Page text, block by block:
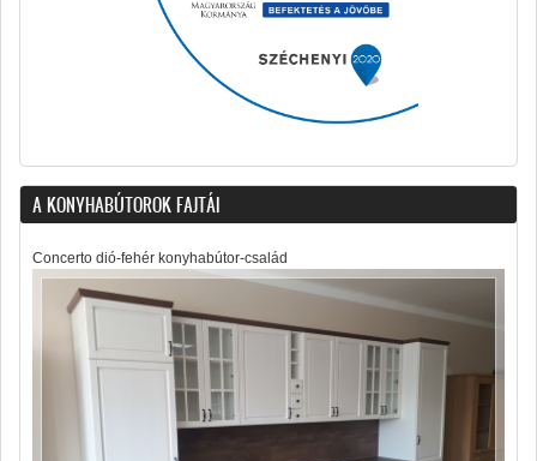
A KONYHABÚTOROK FAJTÁI
Concerto dió-fehér konyhabútor-család